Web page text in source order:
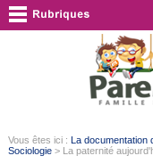
Vous êtes ici : La documentation
Sociologie> La paternité